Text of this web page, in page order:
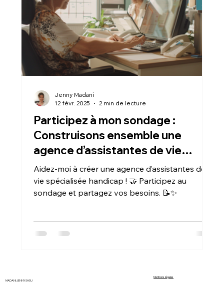
Participez à mon sondage :
Construisons ensemble une
agence d’assistantes de vie
spécialisée handicap !
Aidez-moi à créer une agence d’assistantes de
vie spécialisée handicap ! 🤝 Participez au
sondage et partagez vos besoins. 📝✨
Jenny Madani
12 févr. 2025
2 min de lecture
MADANI JENNY SASU
Mentions légales